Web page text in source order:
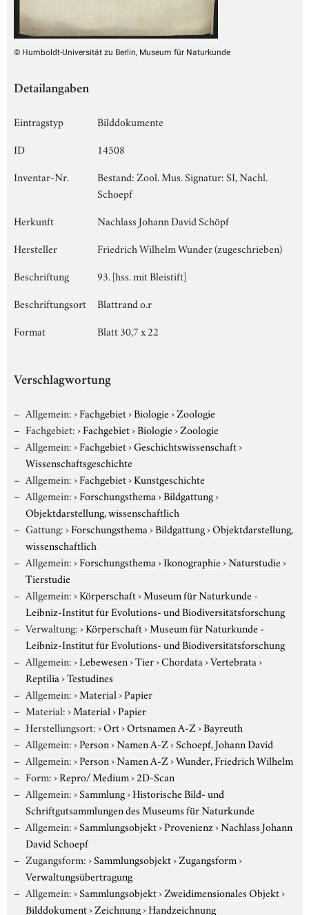
© Humboldt-Universität zu Berlin, Museum für Naturkunde
Detailangaben
Eintragstyp
Bilddokumente
ID
14508
Inventar-Nr.
Bestand: Zool. Mus. Signatur: SI, Nachl.
Schoepf
Herkunft
Nachlass Johann David Schöpf
Hersteller
Friedrich Wilhelm Wunder (zugeschrieben)
Beschriftung
93. [hss. mit Bleistift]
Beschriftungsort
Blattrand o.r
Format
Blatt 30,7 x 22
Verschlagwortung
Allgemein:›Fachgebiet›Biologie›Zoologie
Fachgebiet:›Fachgebiet›Biologie›Zoologie
Allgemein:›Fachgebiet›Geschichtswissenschaft›
Wissenschaftsgeschichte
Allgemein:›Fachgebiet›Kunstgeschichte
Allgemein:›Forschungsthema›Bildgattung›
Objektdarstellung, wissenschaftlich
Gattung:›Forschungsthema›Bildgattung›Objektdarstellung,
wissenschaftlich
Allgemein:›Forschungsthema›Ikonographie›Naturstudie›
Tierstudie
Allgemein:›Körperschaft›Museum für Naturkunde -
Leibniz-Institut für Evolutions- und Biodiversitätsforschung
Verwaltung:›Körperschaft›Museum für Naturkunde -
Leibniz-Institut für Evolutions- und Biodiversitätsforschung
Allgemein:›Lebewesen›Tier›Chordata›Vertebrata›
Reptilia›Testudines
Allgemein:›Material›Papier
Material:›Material›Papier
Herstellungsort:›Ort›Ortsnamen A-Z›Bayreuth
Allgemein:›Person›Namen A-Z›Schoepf, Johann David
Allgemein:›Person›Namen A-Z›Wunder, Friedrich Wilhelm
Form:›Repro/ Medium›2D-Scan
Allgemein:›Sammlung›Historische Bild- und
Schriftgutsammlungen des Museums für Naturkunde
Allgemein:›Sammlungsobjekt›Provenienz›Nachlass Johann
David Schoepf
Zugangsform:›Sammlungsobjekt›Zugangsform›
Verwaltungsübertragung
Allgemein:›Sammlungsobjekt›Zweidimensionales Objekt›
Bilddokument›Zeichnung›Handzeichnung